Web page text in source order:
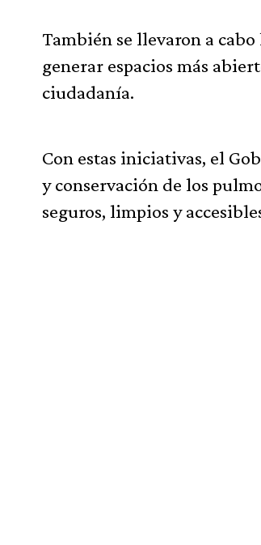
También se llevaron a
generar espacios más
ciudadanía.
Con estas iniciativas, el
y conservación de los
seguros, limpios y